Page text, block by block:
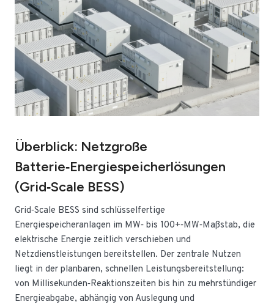
Überblick: Netzgroße
Batterie‑Energiespeicherlösungen
(Grid‑Scale BESS)
Grid‑Scale BESS sind schlüsselfertige
Energiespeicheranlagen im MW‑ bis 100+‑MW‑Maßstab, die
elektrische Energie zeitlich verschieben und
Netzdienstleistungen bereitstellen. Der zentrale Nutzen
liegt in der planbaren, schnellen Leistungsbereitstellung:
von Millisekunden‑Reaktionszeiten bis hin zu mehrstündiger
Energieabgabe, abhängig von Auslegung und